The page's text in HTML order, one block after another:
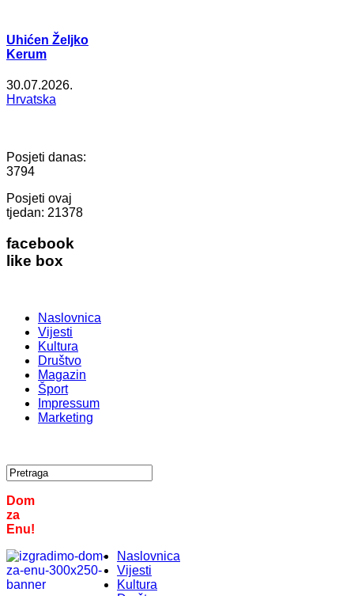
Uhićen Željko
Kerum
30.07.2026.
Hrvatska
Posjeti danas:
3794
Posjeti ovaj
tjedan: 21378
facebook
like box
Naslovnica
Vijesti
Kultura
Društvo
Magazin
Šport
Impressum
Marketing
Dom
za
Enu!
Naslovnica
Vijesti
Kultura